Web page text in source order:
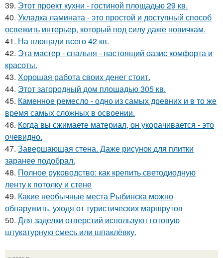
39. Этот проект кухни - гостиной площадью 29 кв.
40. Укладка ламината - это простой и доступный способ
освежить интерьер, который под силу даже новичкам.
41. На площади всего 42 кв.
42. Эта мастер - спальня - настоящий оазис комфорта и
красоты.
43. Хорошая работа своих денег стоит.
44. Этот загородный дом площадью 305 кв.
45. Каменное ремесло - одно из самых древних и в то же
время самых сложных в освоении.
46. Когда вы сжимаете материал, он укорачивается - это
очевидно.
47. Завершающая стена. Даже рисунок для плитки
заранее подобрал.
48. Полное руководство: как крепить светодиодную
ленту к потолку и стене
49. Какие необычные места Рыбинска можно
обнаружить, уходя от туристических маршрутов
50. Для заделки отверстий используют готовую
штукатурную смесь или шпаклёвку.